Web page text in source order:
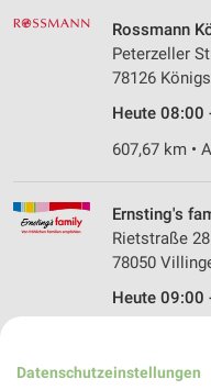
Rossmann
Peterzeller
78126
Heute 08:00
607,67 km •
Ernsting's
Rietstraße 28
78050
Heute 09:00
Datenschutzeinstellungen